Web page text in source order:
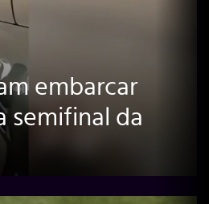
embarcar
semifinal da